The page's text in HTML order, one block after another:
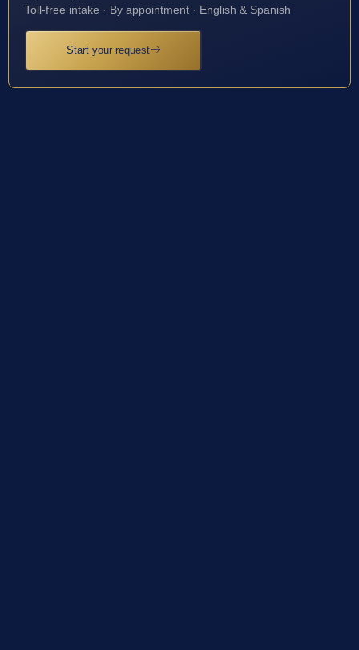
Toll-free intake · By appointment · English & Spanish
Start your request